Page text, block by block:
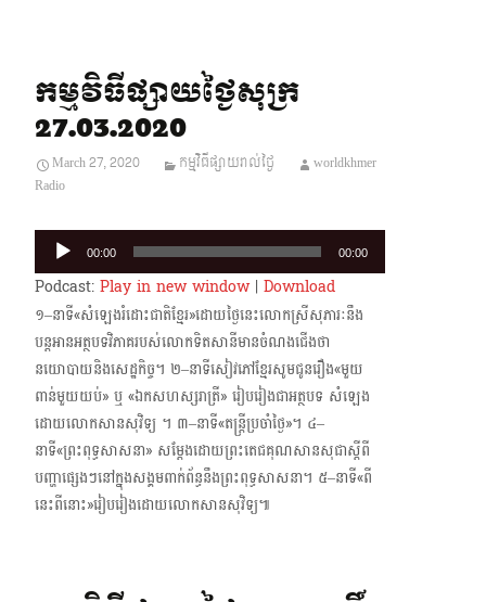
កម្មវិធីផ្សាយថ្ងៃសុក្រ
27.03.2020
March 27, 2020 កម្មវិធីផ្សាយរាល់ថ្ងៃ
worldkhmer
Radio
Audio
Player
00:00 00:00
Podcast: Play in new window| Download
១–នាទី«សំឡេងរំដោះជាតិខ្មែរ»ដោយថ្ងៃនេះលោកស្រីសុភារៈនឹង
បន្តអានអត្ថបទវិភាគរបស់លោក​ទិតសានីមានចំណងជើងថា
នយោបាយនិងសេដ្ឋកិច្ច។ ២–នាទីសៀវភៅខ្មែរសូមជូនរឿង«មួយ
ពាន់មួយយប់» ឬ «ឯកសហស្សរាត្រី» រៀបរៀងជាអត្ថបទ សំឡេង
ដោយលោកសានសុវិទ្យ ។ ៣–នាទី«តន្ត្រីប្រចាំថ្ងៃ»។ ៤–
នាទី«ព្រះពុទ្ធសាសនា» សម្តែងដោយព្រះតេជគុណសានសុជាស្តីពី
បញ្ហាផ្សេងៗនៅក្នុងសង្គមពាក់​ព័ន្ធនឹងព្រះពុទ្ធសាសនា។ ៥–នាទី«ពី
នេះពីនោះ»រៀបរៀងដោយលោកសានសុវិទ្យ៕